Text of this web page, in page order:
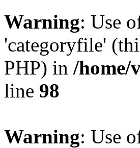
Warning: Use
'categoryfile'
PHP) in /home/
line 98
Warning: Use